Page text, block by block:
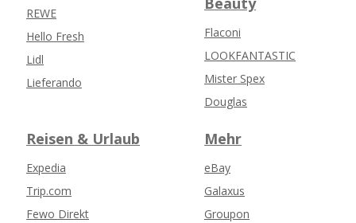
REWE
Hello Fresh
Lidl
Lieferando
Flaconi
LOOKFANTASTIC
Mister Spex
Douglas
Reisen & Urlaub
Expedia
Trip.com
Fewo Direkt
Mehr
eBay
Galaxus
Groupon